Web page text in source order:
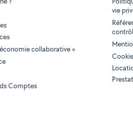
collaborative »
Comptes
vie